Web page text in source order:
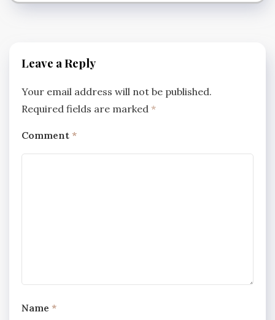
Leave a Reply
Your email address will not be published.
Required fields are marked *
Comment *
Name *